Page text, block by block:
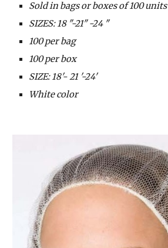
Sold in bags or boxes of 100 units
SIZES: 18 "-21" -24 "
100 per bag
100 per box
SIZE: 18'- 21 '-24'
White color